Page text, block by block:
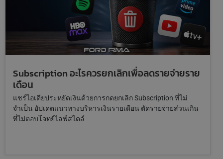
Subscription อะไรควรยกเลิกเพื่อลดรายจ่ายราย
เดือน
แชร์ไอเดียประหยัดเงินด้วยการกดยกเลิก Subscription ที่ไม่
จำเป็น อัปเดตแนวทางบริหารเงินรายเดือน ตัดรายจ่ายส่วนเกิน
ที่ไม่ตอบโจทย์ไลฟ์สไตล์